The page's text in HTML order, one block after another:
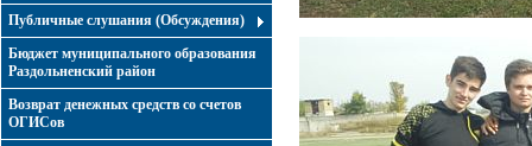
Публичные слушания (Обсуждения)
Бюджет муниципального образования
Раздольненский район
Возврат денежных средств со счетов
ОГИСов